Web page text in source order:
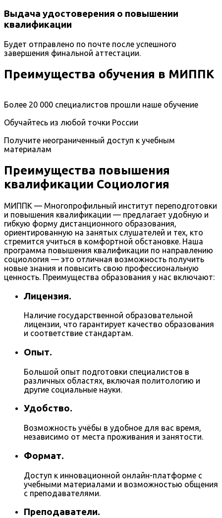
Выдача удостоверения о повышении
квалификации
Будет отправлено по почте после успешного
завершения финальной аттестации.
Преимущества обучения в МИППК
Более 20 000 специалистов прошли наше обучение
Обучайтесь из любой точки России
Получите неограниченный доступ к учебным
материалам
Преимущества повышения
квалификации Социология
МИППК — Многопрофильный институт переподготовки
и повышения квалификации — предлагает удобную и
гибкую форму дистанционного образования,
ориентированную на занятых слушателей и тех, кто
стремится учиться в комфортной обстановке. Наша
программа повышения квалификации по направлению
социология — это отличная возможность получить
новые знания и повысить свою профессиональную
ценность. Преимущества образования у нас включают:
Лицензия.
Наличие государственной образовательной
лицензии, что гарантирует качество образования
и соответствие стандартам.
Опыт.
Большой опыт подготовки специалистов в
различных областях, включая политологию и
другие социальные науки.
Удобство.
Возможность учёбы в удобное для вас время,
независимо от места проживания и занятости.
Формат.
Доступ к инновационной онлайн-платформе с
учебными материалами и возможностью общения
с преподавателями.
Преподаватели.